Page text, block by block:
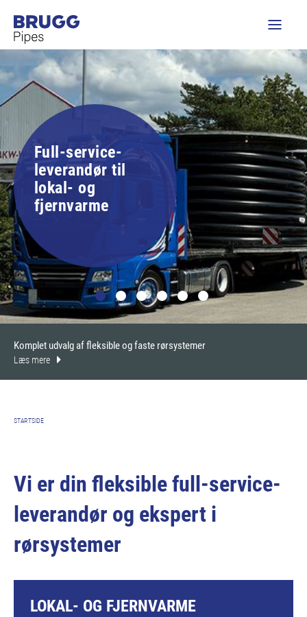
Full-service-
leverandør til
lokal- og
fjernvarme
Komplet udvalg af fleksible og faste rørsystemer
Læs mere
STARTSIDE
Vi er din fleksible full-service-
leverandør og ekspert i
rørsystemer
LOKAL- OG FJERNVARME